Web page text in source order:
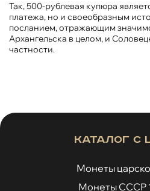
Так, 500-рублевая купюра
платежа, но и своеобразным
посланием, отражающим
Архангельска в целом, и
частности.
Каталог с
Монеты
Монеты СССР